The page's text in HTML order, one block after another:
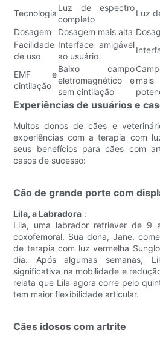
Tecnologia
Luz de espectro
completo
Luz
Dosagem
Dosagem mais alta
Facilidade
de uso
Interface amigável
ao usuário
EMF e
cintilação
Baixo campo
eletromagnético e
sem cintilação
Experiências de usuários e
Muitos donos de cães e
experiências com a terapia com
seus benefícios para cães com
casos de sucesso:
Cão de grande porte com
Lila, a Labradora :
Lila, uma labrador retriever de 9
coxofemoral. Sua dona, Jane,
de terapia com luz vermelha
dia. Após algumas semanas,
significativa na mobilidade e
relata que Lila agora corre pelo
tem maior flexibilidade articular.
Cães idosos com artrite